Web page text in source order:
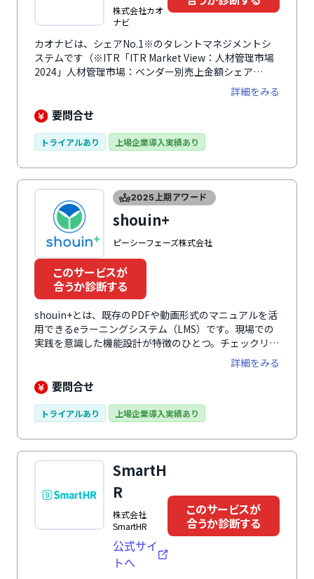
株式会社カオ
ナビ
カオナビは、シェアNo.1※のタレントマネジメントシ
ステムです（※ITR「ITR Market View：人材管理市場
2024」人材管理市場：ベンダー別売上金額シェア
（2015～2022年度）、SaaS型人材管理市場：ベンダー
別売上金額シェア（2015～2022年度））。あらゆる人
材情報を一元化・可視化して分析し、社員の個性・才能
ビに集約することで、組織の人材配置、人材育成、評
課題に対応できます。誰でも使いやすい直感的なUI・
UXで、機能や項目のカスタマイズも柔軟に行えます。
約4,500社以上（2025年9月末時点）の導入実績と蓄積
されたノウハウで、各社の企業課題や活用フェーズに合
わせた最適なサポートを提供。ユーザーコミュニティも
活発で、他社との交流を通じて活きた事例を学び合えま
す。
詳細をみる
要問合せ
トライアルあり 上場企業導入実績あり
2025上期アワード
shouin+
ピーシーフェーズ株式会社
このサービスが
合うか診断する
shouin+とは、既存のPDFや動画形式のマニュアルを活
用できるeラーニングシステム（LMS）です。現場での
実践を意識した機能設計が特徴のひとつ。チェックリス
トやロールプレイング、検定など学習後のゴールを設定
し知識や業務スキル定着を促します。育成の進捗を人軸
やコンテンツ軸で管理でき、人材育成の課題把握・分析
揮できるよう、専任のサポートスタッフが並走するた
詳細をみる
要問合せ
トライアルあり 上場企業導入実績あり
SmartH
R
株式会社
SmartHR
公式サイ
トへ
このサービスが
合うか診断する